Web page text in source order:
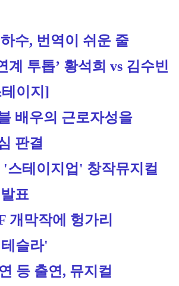
수, 번역이 쉬운 줄
계 투톱’ 황석희 vs 김수빈
이지]
배우의 근로자성을
판결
스테이지업' 창작뮤지컬
표
개막작에 헝가리
슬라'
등 출연, 뮤지컬